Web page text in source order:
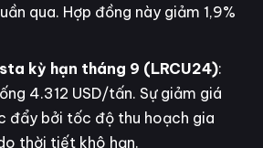
qua. Hợp đồng này giảm 1,9%
kỳ hạn tháng 9 (LRCU24):
4.312 USD/tấn. Sự giảm giá
đẩy bởi tốc độ thu hoạch gia
thời tiết khô hạn.